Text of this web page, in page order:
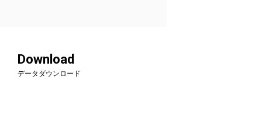
Download
データダウンロード